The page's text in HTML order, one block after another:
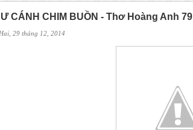
CÁNH CHIM BUỒN - Thơ Hoàng Anh 79
29 tháng 12, 2014